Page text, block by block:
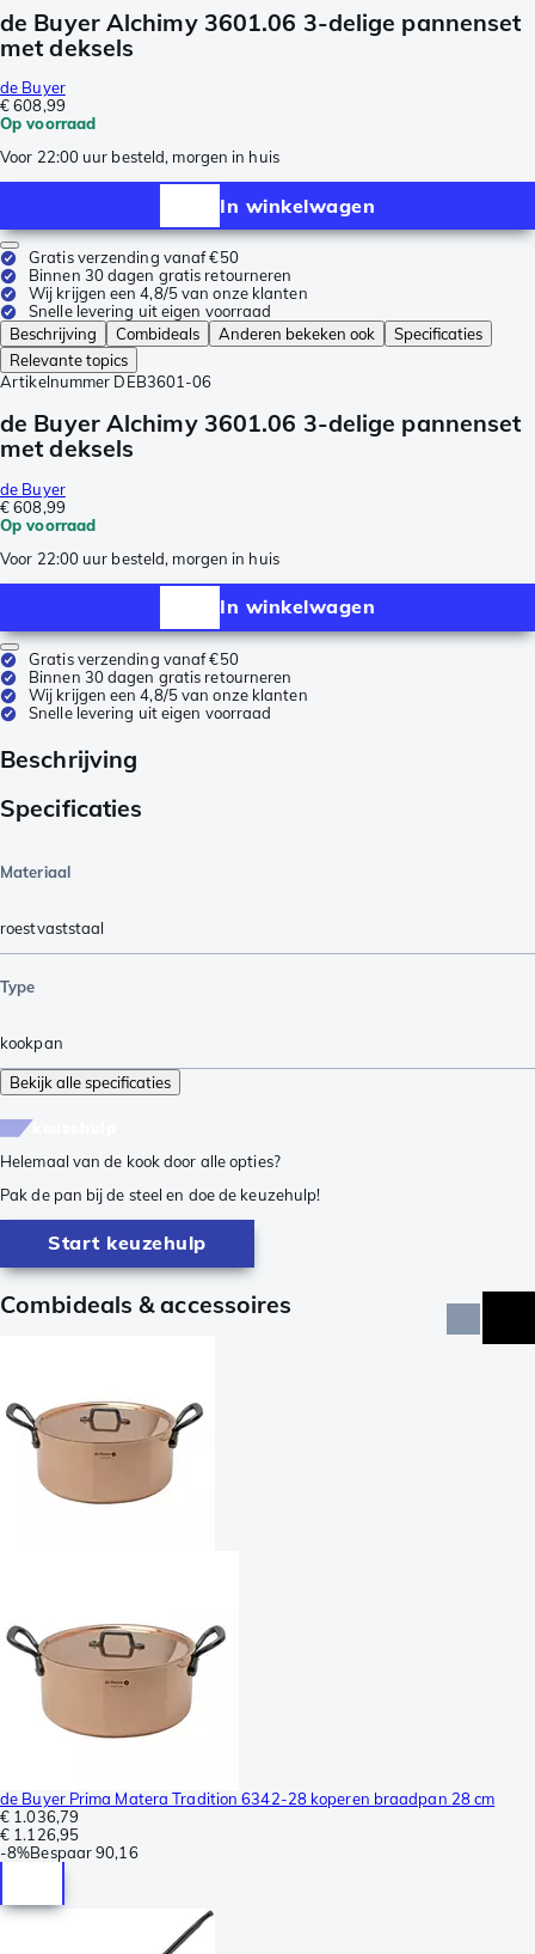
de Buyer Alchimy 3601.06 3-delige pannenset
met deksels
de Buyer
€ 608,99
Op voorraad
Voor 22:00 uur besteld, morgen in huis
In winkelwagen
Gratis verzending vanaf €50
Binnen 30 dagen gratis retourneren
Wij krijgen een 4,8/5 van onze klanten
Snelle levering uit eigen voorraad
Beschrijving
Combideals Anderen bekeken ook
Specificaties
Relevante topics
Artikelnummer DEB3601-06
de Buyer Alchimy 3601.06 3-delige pannenset
met deksels
de Buyer
€ 608,99
Op voorraad
Voor 22:00 uur besteld, morgen in huis
In winkelwagen
Gratis verzending vanaf €50
Binnen 30 dagen gratis retourneren
Wij krijgen een 4,8/5 van onze klanten
Snelle levering uit eigen voorraad
Beschrijving
Specificaties
Materiaal
roestvaststaal
Type
kookpan
Bekijk alle specificaties
Helemaal van de kook door alle opties?
Pak de pan bij de steel en doe de keuzehulp!
Start keuzehulp
Combideals & accessoires
de Buyer Prima Matera Tradition 6342-28 koperen braadpan 28 cm
€ 1.036,79
€ 1.126,95
-8%Bespaar90,16